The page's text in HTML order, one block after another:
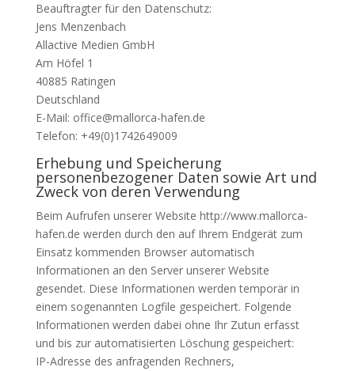
Beauftragter für den Datenschutz:
Jens Menzenbach
Allactive Medien GmbH
Am Höfel 1
40885 Ratingen
Deutschland
E-Mail: office@mallorca-hafen.de
Telefon: +49(0)1742649009
Erhebung und Speicherung
personenbezogener Daten sowie Art und
Zweck von deren Verwendung
Beim Aufrufen unserer Website http://www.mallorca-
hafen.de werden durch den auf Ihrem Endgerät zum
Einsatz kommenden Browser automatisch
Informationen an den Server unserer Website
gesendet. Diese Informationen werden temporär in
einem sogenannten Logfile gespeichert. Folgende
Informationen werden dabei ohne Ihr Zutun erfasst
und bis zur automatisierten Löschung gespeichert:
IP-Adresse des anfragenden Rechners,